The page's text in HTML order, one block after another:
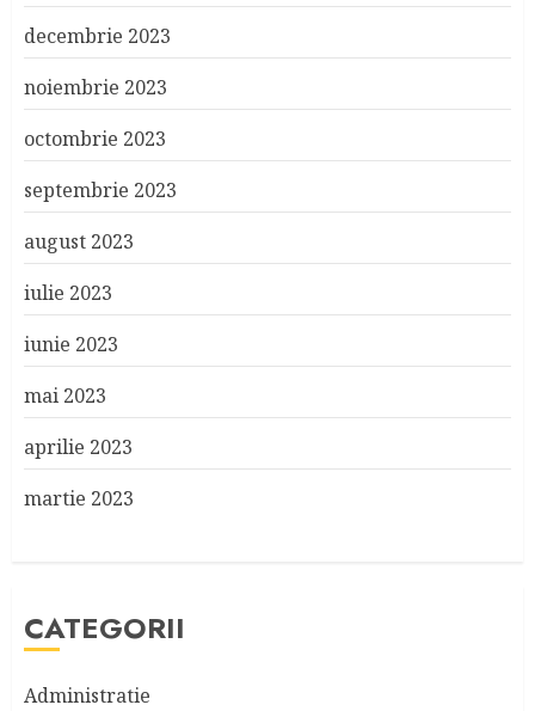
decembrie 2023
noiembrie 2023
octombrie 2023
septembrie 2023
august 2023
iulie 2023
iunie 2023
mai 2023
aprilie 2023
martie 2023
CATEGORII
Administratie